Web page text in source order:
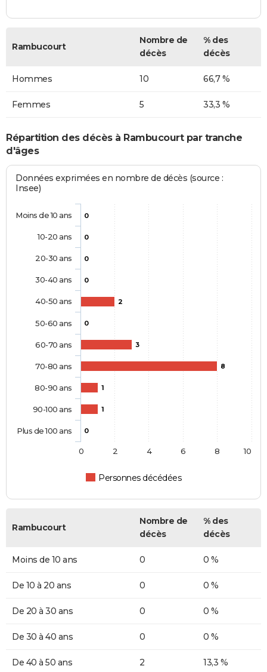
Rambucourt
Nombre de
décès
% des
décès
Hommes 10 66,7 %
Femmes 5 33,3 %
Répartition des décès à Rambucourt par tranche
d'âges
Données exprimées en nombre de décès (source :
Insee)
0
0
0
0
2
0
3
8
1
1
0
Personnes décédées
Moins de 10 ans
10-20 ans
20-30 ans
30-40 ans
40-50 ans
50-60 ans
60-70 ans
70-80 ans
80-90 ans
90-100 ans
Plus de 100 ans
0 2 4 6 8 10
Rambucourt
Nombre de
décès
% des
décès
Moins de 10 ans 0 0 %
De 10 à 20 ans 0 0 %
De 20 à 30 ans 0 0 %
De 30 à 40 ans 0 0 %
De 40 à 50 ans 2 13,3 %